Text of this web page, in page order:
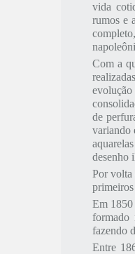
vida
rumos e
Com a
de
variando
desenho
Por volta
Em 1850
formado
fazendo
Entre